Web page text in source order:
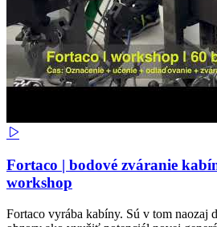
Fortaco | bodové zváranie
workshop
Fortaco vyrába kabíny. Sú v tom naozaj